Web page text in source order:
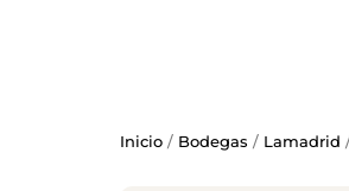
Inicio/ Bodegas / Lamadrid